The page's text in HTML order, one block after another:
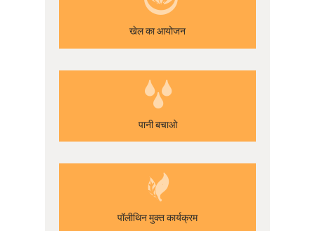
खेल का आयोजन
पानी बचाओ
पॉलीथिन मुक्त कार्यक्रम